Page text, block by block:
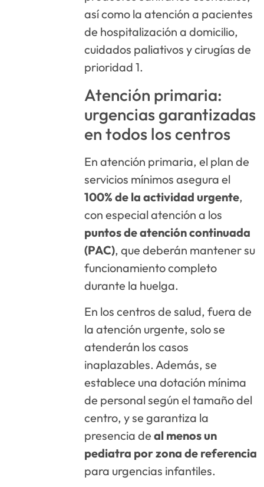
así como la atención a pacientes
de hospitalización a domicilio,
cuidados paliativos y cirugías de
prioridad 1.
Atención primaria:
urgencias garantizadas
en todos los centros
En atención primaria, el plan de
servicios mínimos asegura el
100% de la actividad urgente,
con especial atención a los
puntos de atención continuada
(PAC), que deberán mantener su
funcionamiento completo
durante la huelga.
En los centros de salud, fuera de
la atención urgente, solo se
atenderán los casos
inaplazables. Además, se
establece una dotación mínima
de personal según el tamaño del
centro, y se garantiza la
presencia deal menos un
pediatra por zona de referencia
para urgencias infantiles.